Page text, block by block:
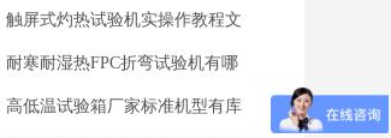
验箱核心参数
触屏式灼热试验机实操作教程文
案
耐寒耐湿热FPC折弯试验机有哪
个厂家生产？
高低温试验箱厂家标准机型有库